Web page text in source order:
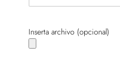
Inserta archivo (opcional)